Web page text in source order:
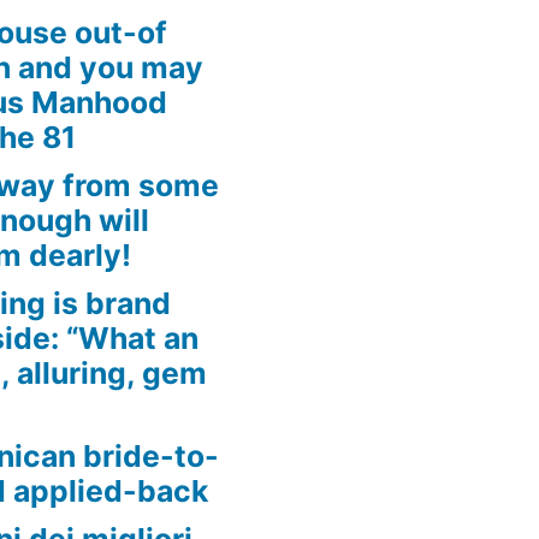
out-of
and you may
Manhood
81
from some
will
dearly!
is brand
“What an
alluring, gem
bride-to-
applied-back